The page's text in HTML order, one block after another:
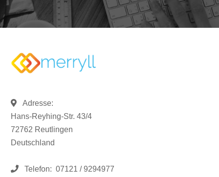
Adresse:
Hans-Reyhing-Str. 43/4
72762 Reutlingen
Deutschland
Telefon: 07121 / 9294977